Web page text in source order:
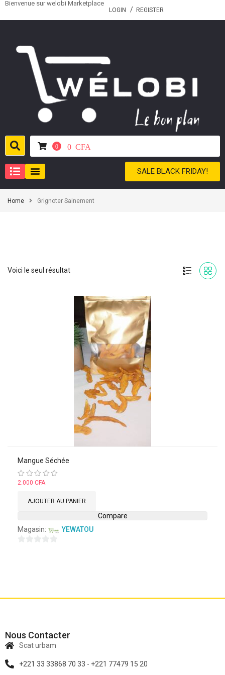
Bienvenue sur welobi Marketplace
LOGIN REGISTER
0 0 CFA
SALE BLACK FRIDAY!
Home Grignoter Sainement
Voici le seul résultat
Mangue Séchée
Note
2.000 CFA
AJOUTER AU PANIER
Compare
Magasin:
YEWATOU
Nous Contacter
Scat urbam
+221 33 33868 70 33 - +221 77479 15 20